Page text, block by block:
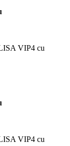
VIP4 cu
VIP4 cu